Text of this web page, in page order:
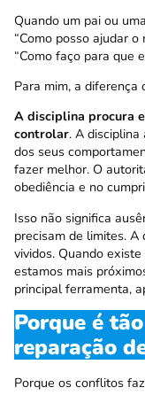
Quando um pai ou
“Como posso ajudar
“Como faço para que
Para mim, a diferença
A disciplina procura
controlar. A
dos seus
fazer melhor. O
obediência e no
Isso não significa
precisam de limites.
vividos. Quando
estamos mais
principal ferramenta,
Porque é
reparação
Porque os conflitos